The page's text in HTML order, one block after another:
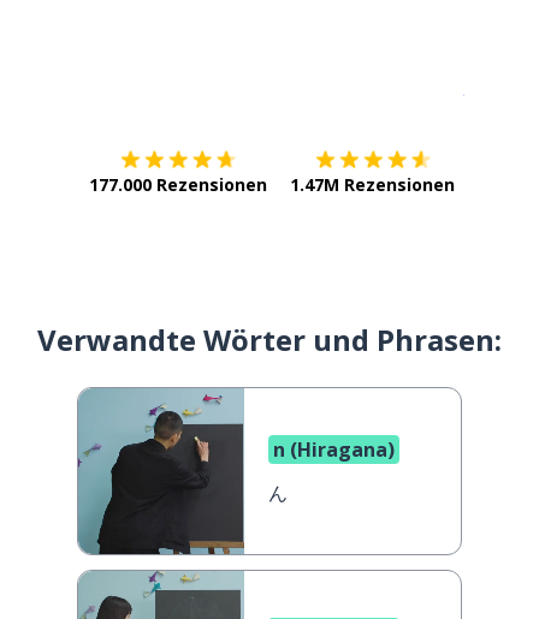
177.000 Rezensionen 1.47M Rezensionen
Verwandte Wörter und Phrasen:
n (Hiragana)
ん